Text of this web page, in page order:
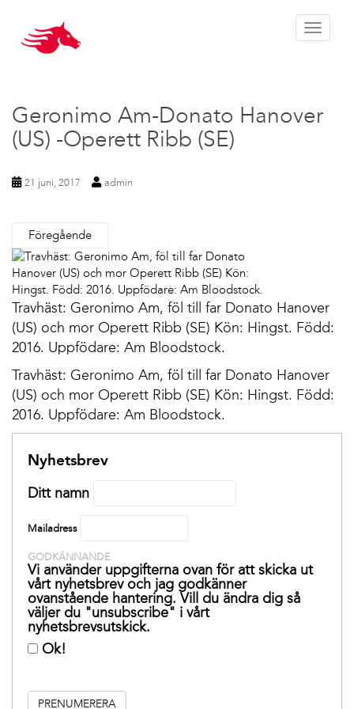
Toggle
Geronimo Am-Donato Hanover
(US) -Operett Ribb (SE)
21 juni, 2017 admin
Föregående
Travhäst: Geronimo Am, föl till far Donato Hanover
(US) och mor Operett Ribb (SE) Kön: Hingst. Född:
2016. Uppfödare: Am Bloodstock.
Travhäst: Geronimo Am, föl till far Donato Hanover
(US) och mor Operett Ribb (SE) Kön: Hingst. Född:
2016. Uppfödare: Am Bloodstock.
Nyhetsbrev
Ditt namn
Mailadress
GODKÄNNANDE
Vi använder uppgifterna ovan för att skicka ut
vårt nyhetsbrev och jag godkänner
ovanstående hantering. Vill du ändra dig så
väljer du "unsubscribe" i vårt
nyhetsbrevsutskick.
Ok!